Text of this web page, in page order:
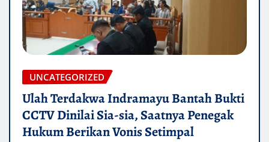
UNCATEGORIZED
Ulah Terdakwa Indramayu Bantah Bukti
CCTV Dinilai Sia-sia, Saatnya Penegak
Hukum Berikan Vonis Setimpal